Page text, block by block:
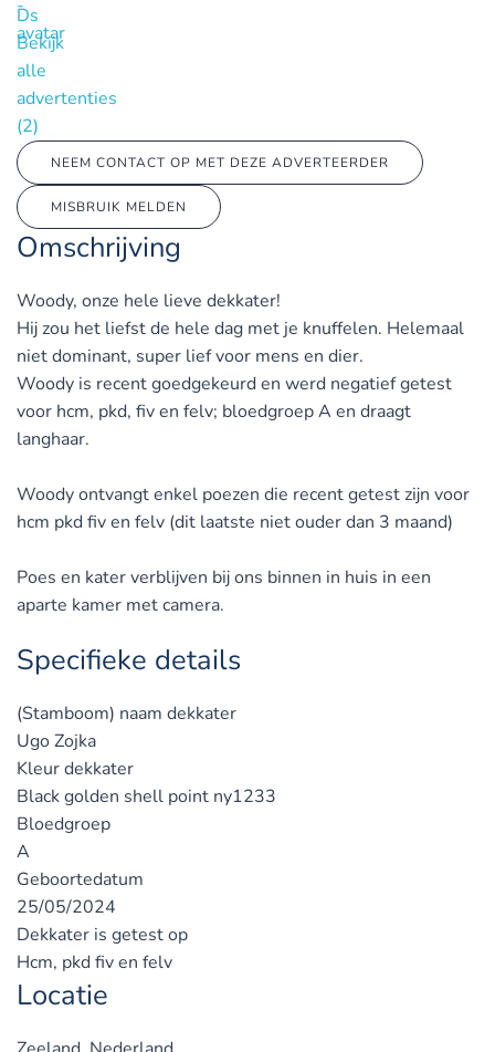
Ds
Bekijk
alle
advertenties
(2)
NEEM CONTACT OP MET DEZE ADVERTEERDER
MISBRUIK MELDEN
Omschrijving
Woody, onze hele lieve dekkater!
Hij zou het liefst de hele dag met je knuffelen. Helemaal
niet dominant, super lief voor mens en dier.
Woody is recent goedgekeurd en werd negatief getest
voor hcm, pkd, fiv en felv; bloedgroep A en draagt
langhaar.
Woody ontvangt enkel poezen die recent getest zijn voor
hcm pkd fiv en felv (dit laatste niet ouder dan 3 maand)
Poes en kater verblijven bij ons binnen in huis in een
aparte kamer met camera.
Specifieke details
(Stamboom) naam dekkater
Ugo Zojka
Kleur dekkater
Black golden shell point ny1233
Bloedgroep
A
Geboortedatum
25/05/2024
Dekkater is getest op
Hcm, pkd fiv en felv
Locatie